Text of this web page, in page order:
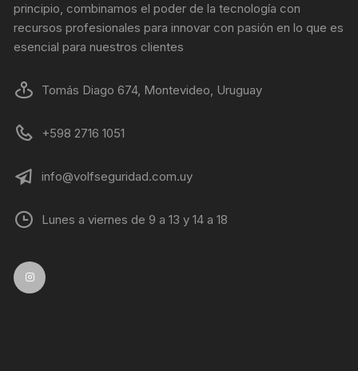
principio, combinamos el poder de la tecnología con
recursos profesionales para innovar con pasión en lo que es
esencial para nuestros clientes
Tomás Diago 674, Montevideo, Uruguay
+598 2716 1051
info@volfseguridad.com.uy
Lunes a viernes de 9 a 13 y 14 a 18